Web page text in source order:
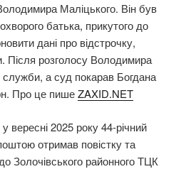
Маліцького. Він був
батька, прикутого до
дані про відстрочку,
Після розголосу Володимира
служби, а суд покарав Богдана
Про це пишеZAXID.NET
вересні 2025 року 44-річний
отримав повістку та
Золочівського районного ТЦК